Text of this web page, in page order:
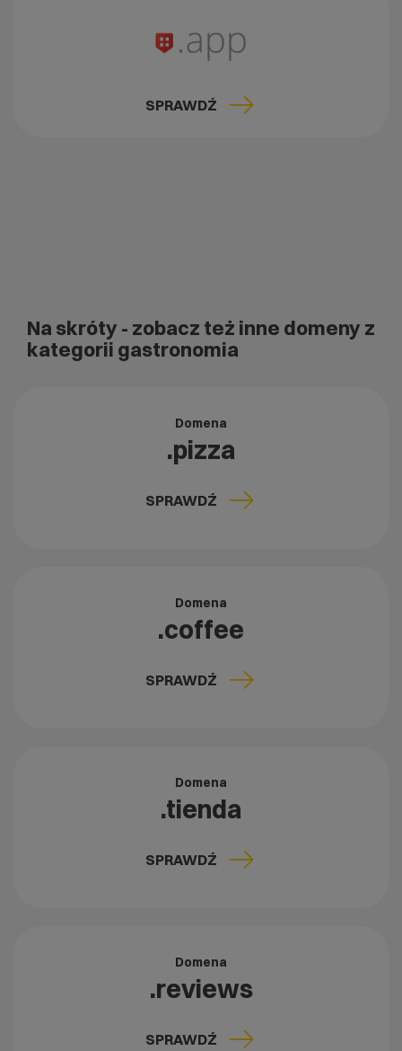
SPRAWDŹ
Na skróty - zobacz też inne domeny z
kategorii gastronomia
Domena
.pizza
SPRAWDŹ
Domena
.coffee
SPRAWDŹ
Domena
.tienda
SPRAWDŹ
Domena
.reviews
SPRAWDŹ